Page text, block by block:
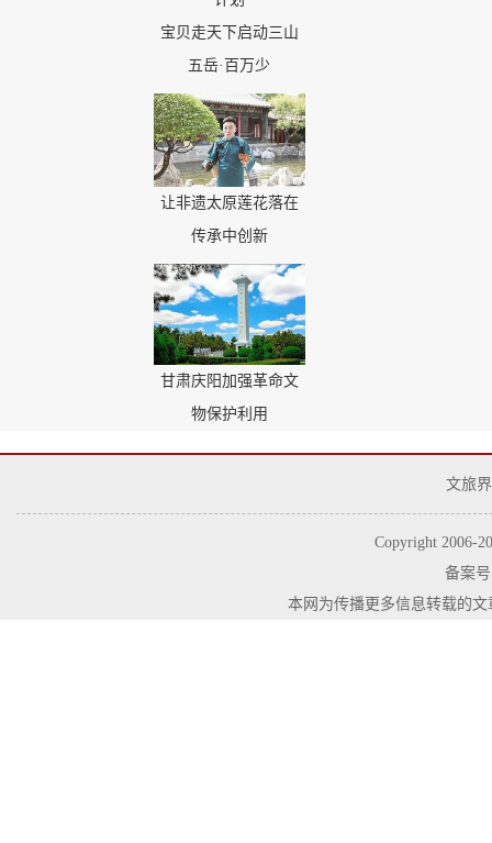
宝贝走天下启动三山
五岳·百万少
让非遗太原莲花落在
传承中创新
甘肃庆阳加强革命文
物保护利用
文旅
Copyright 2006-
备案
本网为传播更多信息转载的